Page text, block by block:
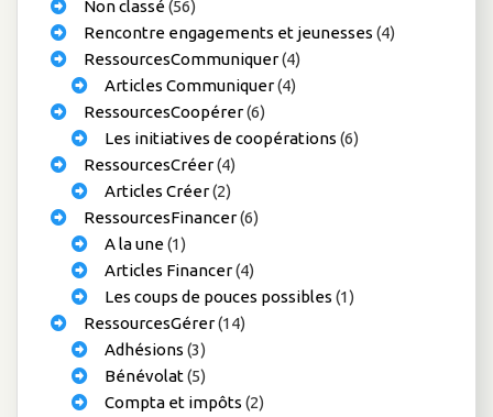
Non classé(56)
Rencontre engagements et jeunesses (4)
RessourcesCommuniquer(4)
Articles Communiquer(4)
RessourcesCoopérer(6)
Les initiatives de coopérations (6)
RessourcesCréer(4)
Articles Créer(2)
RessourcesFinancer(6)
A la une(1)
Articles Financer(4)
Les coups de pouces possibles (1)
RessourcesGérer(14)
Adhésions (3)
Bénévolat(5)
Compta et impôts (2)